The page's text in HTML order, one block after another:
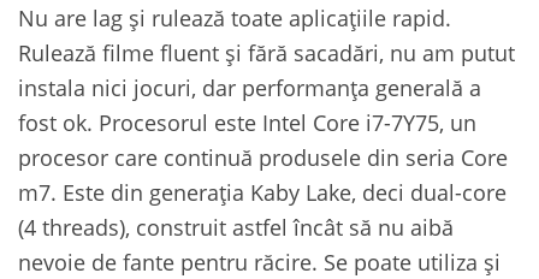
Nu are lag și rulează toate aplicațiile rapid.
Rulează filme fluent și fără sacadări, nu am putut
instala nici jocuri, dar performanța generală a
fost ok. Procesorul este Intel Core i7-7Y75, un
procesor care continuă produsele din seria Core
m7. Este din generația Kaby Lake, deci dual-core
(4 threads), construit astfel încât să nu aibă
nevoie de fante pentru răcire. Se poate utiliza și